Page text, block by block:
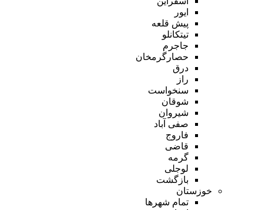
ایور
پیش قلعه
تیتکانلو
جاجرم
حصارگرمخان
درق
راز
سنخواست
شوقان
شیروان
صفی آباد
فاروج
قاضی
گرمه
لوجلی
بازگشت
خوزستان
تمام شهر‌ها